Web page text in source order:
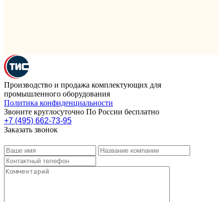
Производство и продажа комплектующих для
промышленного оборудования
Политика конфиденциальности
Звоните круглосуточно По России бесплатно
+7 (495) 662-73-95
Заказать звонок